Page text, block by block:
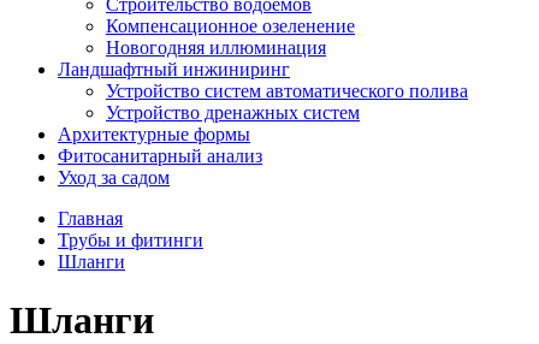
Строительство водоемов
Компенсационное озеленение
Новогодняя иллюминация
Ландшафтный инжиниринг
Устройство систем автоматического полива
Устройство дренажных систем
Aрхитектурные формы
Фитосанитарный анализ
Уход за садом
Главная
Трубы и фитинги
Шланги
Шланги